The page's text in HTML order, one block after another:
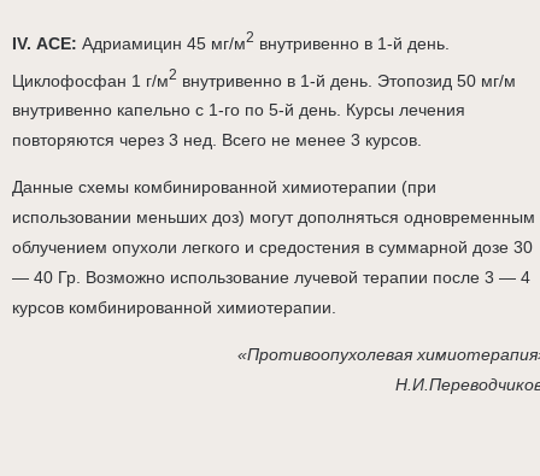
IV. АСЕ: Адриамицин 45 мг/м2 внутривенно в 1-й день.
Циклофосфан 1 г/м2 внутривенно в 1-й день. Этопозид 50 мг/м
внутривенно капельно с 1-го по 5-й день. Курсы лечения
повторяются через 3 нед. Всего не менее 3 курсов.
Данные схемы комбинированной химиотерапии (при
использовании меньших доз) могут дополняться одновременным
облучением опухоли легкого и средостения в суммарной дозе 30
— 40 Гр. Возможно использование лучевой терапии после 3 — 4
курсов комбинированной химиотерапии.
«Противоопухолевая